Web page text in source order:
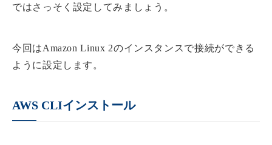
ではさっそく設定してみましょう。
今回はAmazon Linux 2のインスタンスで接続ができる
ように設定します。
AWS CLIインストール